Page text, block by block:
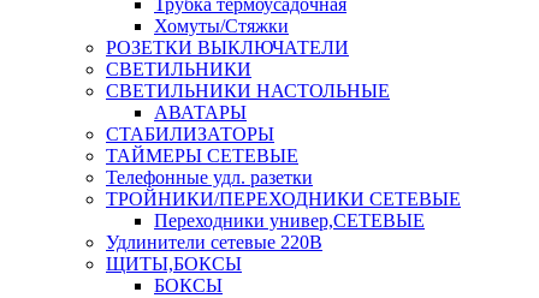
Трубка термоусадочная
Хомуты/Стяжки
РОЗЕТКИ ВЫКЛЮЧАТЕЛИ
СВЕТИЛЬНИКИ
СВЕТИЛЬНИКИ НАСТОЛЬНЫЕ
АВАТАРЫ
СТАБИЛИЗАТОРЫ
ТАЙМЕРЫ СЕТЕВЫЕ
Телефонные удл. разетки
ТРОЙНИКИ/ПЕРЕХОДНИКИ СЕТЕВЫЕ
Переходники универ,СЕТЕВЫЕ
Удлинители сетевые 220В
ЩИТЫ,БОКСЫ
БОКСЫ